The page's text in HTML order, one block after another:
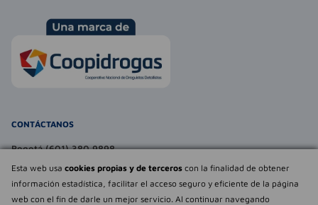
Esta web usa cookies propias y de terceros con la finalidad de obtener
información estadística, facilitar el acceso seguro y eficiente de la página
web con el fin de darle un mejor servicio. Al continuar navegando
CONTÁCTANOS
Bogotá (601) 380 9898
atencionalcliente@farmaexpress.com
TE PUEDE INTERESAR